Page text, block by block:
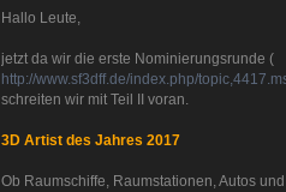
Hallo Leute,
jetzt da wir die erste Nominierungsrunde (
http://www.sf3dff.de/index.php/
schreiten wir mit Teil II voran.
3D Artist des Jahres 2017
Ob Raumschiffe, Raumstationen, Autos